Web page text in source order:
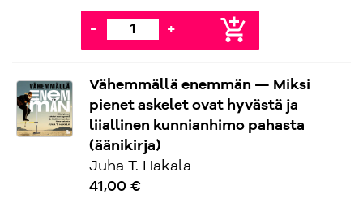
- + add_shopping_cart
Vähemmällä enemmän — Miksi
pienet askelet ovat hyvästä ja
liiallinen kunnianhimo pahasta
(äänikirja)
Juha T. Hakala
41,00 €